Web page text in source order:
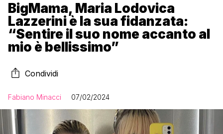
BigMama, Maria Lodovica
Lazzerini è la sua fidanzata:
“Sentire il suo nome accanto al
mio è bellissimo”
Condividi
Fabiano Minacci 07/02/2024